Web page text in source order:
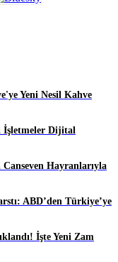
Yeni Nesil Kahve
İşletmeler Dijital
Hayranlarıyla
ABD’den Türkiye’ye
İşte Yeni Zam